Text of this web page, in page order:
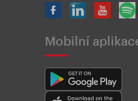
Mobilní